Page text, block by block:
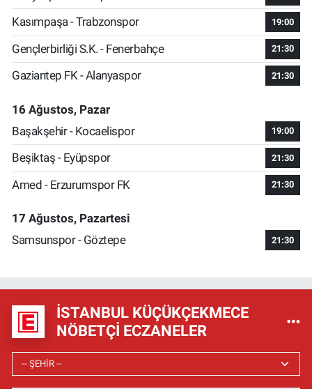
Kasımpaşa - Trabzonspor 19:00
Gençlerbirliği S.K. - Fenerbahçe 21:30
Gaziantep FK - Alanyaspor 21:30
16 Ağustos, Pazar
Başakşehir - Kocaelispor
19:00
Beşiktaş - Eyüpspor 21:30
Amed - Erzurumspor FK 21:30
17 Ağustos, Pazartesi
Samsunspor - Göztepe
21:30
İSTANBUL KÜÇÜKÇEKMECE
NÖBETÇI ECZANELER